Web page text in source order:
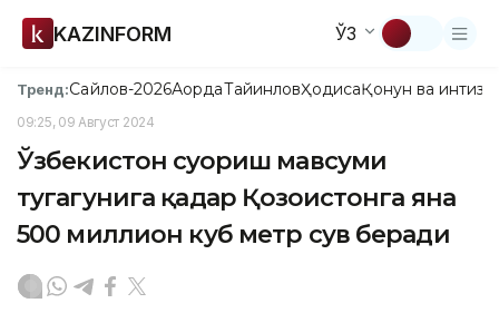
KAZINFORM ЎЗ
Тренд:Сайлов-2026АқордаТайинловҲодисаҚонун ва
09:25, 09 Август 2024
Ўзбекистон суғориш мавсуми
тугагунига қадар Қозоғистонга яна
500 миллион куб метр сув беради